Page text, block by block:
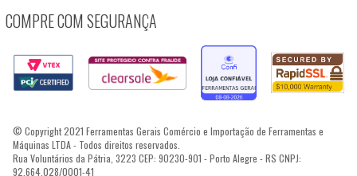
COMPRE COM SEGURANÇA
© Copyright 2021 Ferramentas Gerais Comércio e Importação de Ferramentas e
Máquinas LTDA - Todos direitos reservados.
Rua Voluntários da Pátria, 3223 CEP: 90230-901 - Porto Alegre - RS CNPJ:
92.664.028/0001-41